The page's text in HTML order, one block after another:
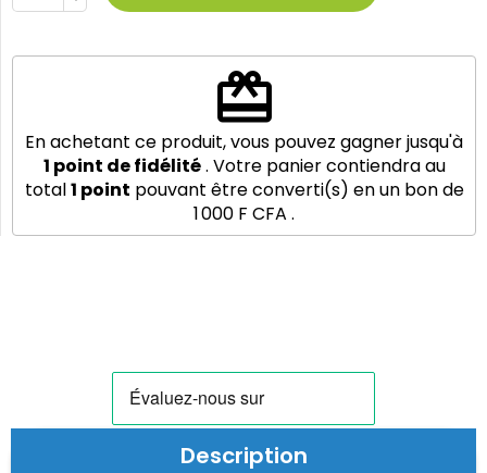
redeem
En achetant ce produit, vous pouvez gagner jusqu'à
1 point de fidélité. Votre panier contiendra au
total1 point pouvant être converti(s) en un bon de
1 000 F CFA .
Description